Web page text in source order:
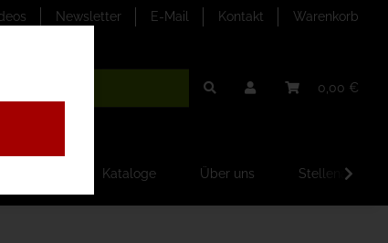
Newsletter E-Mail Kontakt Warenkorb
0,00 €
Kataloge Über uns